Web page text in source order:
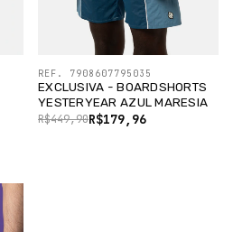
EXCLUSIVA - BOARDSHORTS
YESTERYEAR AZUL MARESIA
R$179,96
R$449,90
REF. 7908607795035